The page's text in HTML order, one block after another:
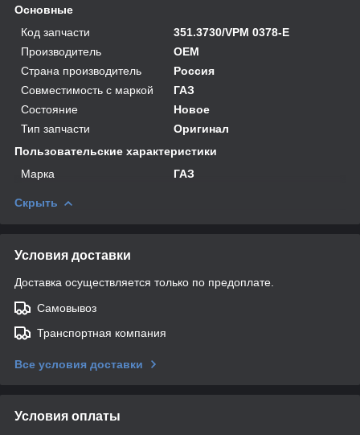
Основные
Код запчасти
351.3730/VPM 0378-E
Производитель
OEM
Страна производитель
Россия
Совместимость с маркой
ГАЗ
Состояние
Новое
Тип запчасти
Оригинал
Пользовательские характеристики
Марка
ГАЗ
Скрыть
Условия доставки
Доставка осуществляется только по предоплате.
Самовывоз
Транспортная компания
Все условия доставки
Условия оплаты